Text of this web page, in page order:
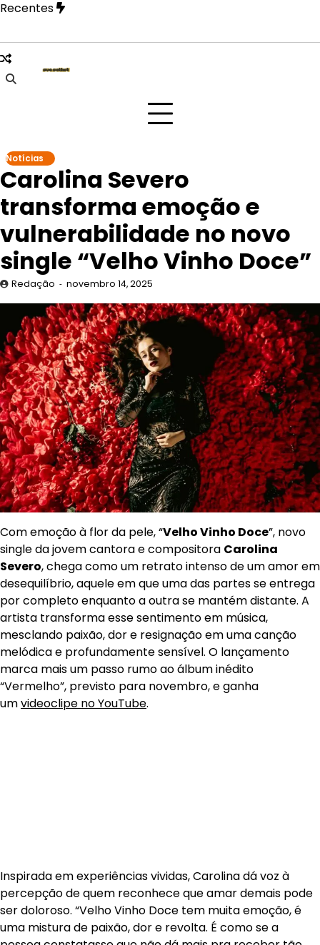
Skip
content
Recentes
edições passadas em arte artesanal e celebra a cultura
Notícias
Carolina Severo
transforma emoção e
vulnerabilidade no novo
single “Velho Vinho Doce”
Redação novembro 14, 2025
Com emoção à flor da pele, “Velho Vinho Doce”, novo
single da jovem cantora e compositora Carolina
Severo, chega como um retrato intenso de um amor em
desequilíbrio, aquele em que uma das partes se entrega
por completo enquanto a outra se mantém distante. A
artista transforma esse sentimento em música,
mesclando paixão, dor e resignação em uma canção
melódica e profundamente sensível. O lançamento
marca mais um passo rumo ao álbum inédito
“Vermelho”, previsto para novembro, e ganha
umvideoclipe no YouTube.
Inspirada em experiências vividas, Carolina dá voz à
percepção de quem reconhece que amar demais pode
ser doloroso. “Velho Vinho Doce tem muita emoção, é
uma mistura de paixão, dor e revolta. É como se a